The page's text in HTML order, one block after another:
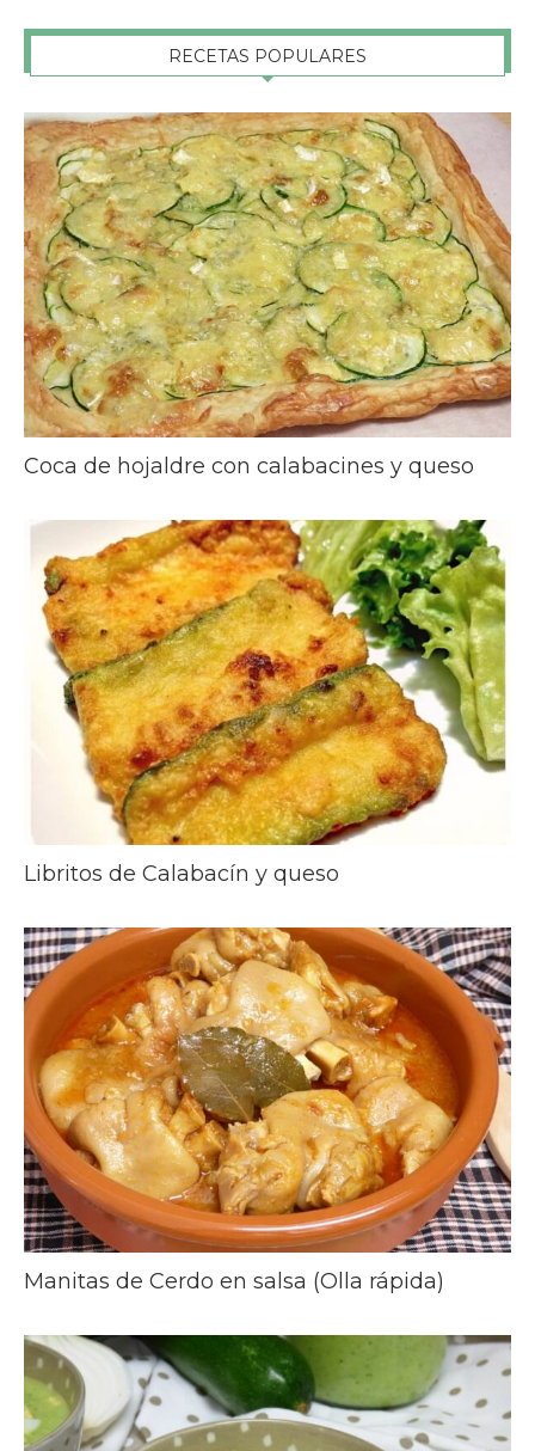
RECETAS POPULARES
Coca de hojaldre con calabacines y queso
Libritos de Calabacín y queso
Manitas de Cerdo en salsa (Olla rápida)